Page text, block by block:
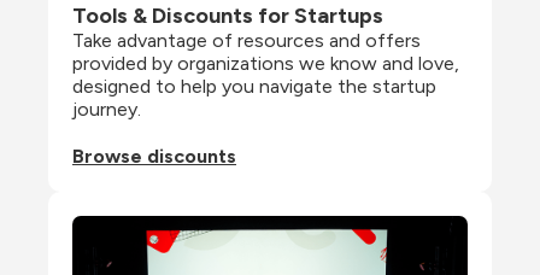
Tools & Discounts for Startups
Take advantage of resources and offers
provided by organizations we know and love,
designed to help you navigate the startup
journey.
Browse discounts